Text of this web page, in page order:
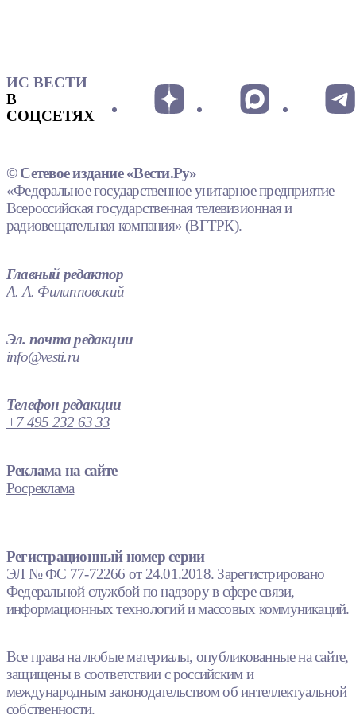
ИС ВЕСТИ
В
СОЦСЕТЯХ
© Сетевое издание «Вести.Ру»
«Федеральное государственное унитарное предприятие
Всероссийская государственная телевизионная и
радиовещательная компания» (ВГТРК).
Главный редактор
А. А. Филипповский
Эл. почта редакции
info@vesti.ru
Телефон редакции
+7 495 232 63 33
Реклама на сайте
Росреклама
Регистрационный номер серии
ЭЛ № ФС 77-72266 от 24.01.2018. Зарегистрировано
Федеральной службой по надзору в сфере связи,
информационных технологий и массовых коммуникаций.
Все права на любые материалы, опубликованные на сайте,
защищены в соответствии с российским и
международным законодательством об интеллектуальной
собственности.